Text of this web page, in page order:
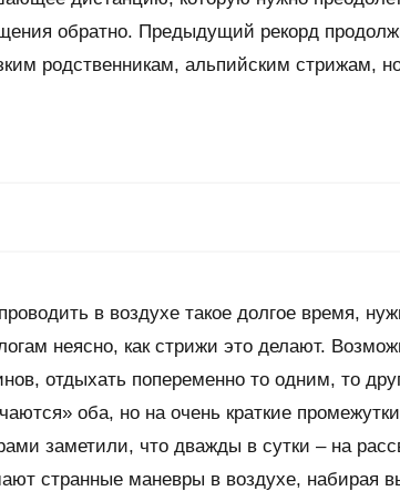
обратно. Предыдущий рекорд
родственникам, альпийским стрижам,
в воздухе такое долгое время,
неясно, как стрижи это делают.
отдыхать попеременно то одним, то
оба, но на очень краткие
заметили, что дважды в сутки – на
странные маневры в воздухе, набирая